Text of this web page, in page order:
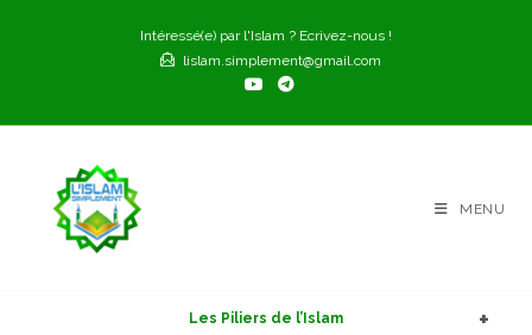
Intéressé(e) par l'Islam ? Ecrivez-nous !
lislam.simplement@gmail.com
MENU
Les Piliers de l’Islam